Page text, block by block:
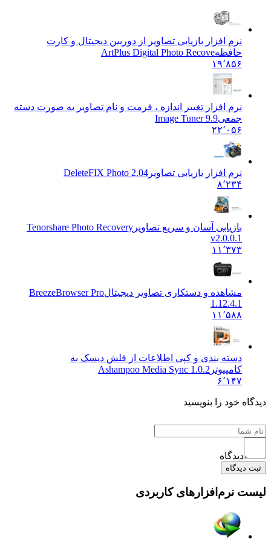
نرم افزار بازیابی تصاویر از دوربین دیجیتال و کارت
حافظهArtPlus Digital Photo Recove
۱۹٬۸۵۶
نرم افزار تغییر اندازه ، فرمت و نام تصاویر به صورت دسته
Image Tuner 9.9
۲۲٬۰۵۶
نرم افزار بازیابی تصاویرDeleteFIX Photo 2.04
بازیابی آسان و سریع تصاویرTenorshare Photo Recovery
v2.0.0.1
۱۱٬۳۷۳
مشاهده و دستکاری تصاویر دیجیتالBreezeBrowser Pro
1.12.4.1
۱۱٬۵۸۸
دسته بندی و کپی اطلاعات از فلش دیسک به
کامپیوترAshampoo Media Sync 1.0.2
خود را بنویسید
دیدگاه
نرم‌افزارهای کاربردی